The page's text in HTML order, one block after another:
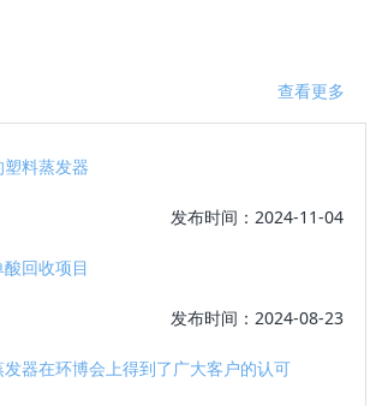
查看更多
料蒸发器
发布时间：2024-11-04
回收项目
发布时间：2024-08-23
器在环博会上得到了广大客户的认可